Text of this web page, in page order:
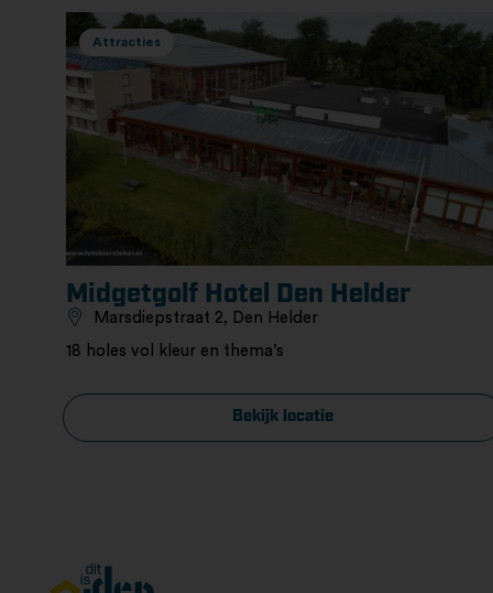
Attracties
Midgetgolf Hotel Den Helder
Marsdiepstraat 2, Den Helder
18 holes vol kleur en thema’s
Bekijk locatie